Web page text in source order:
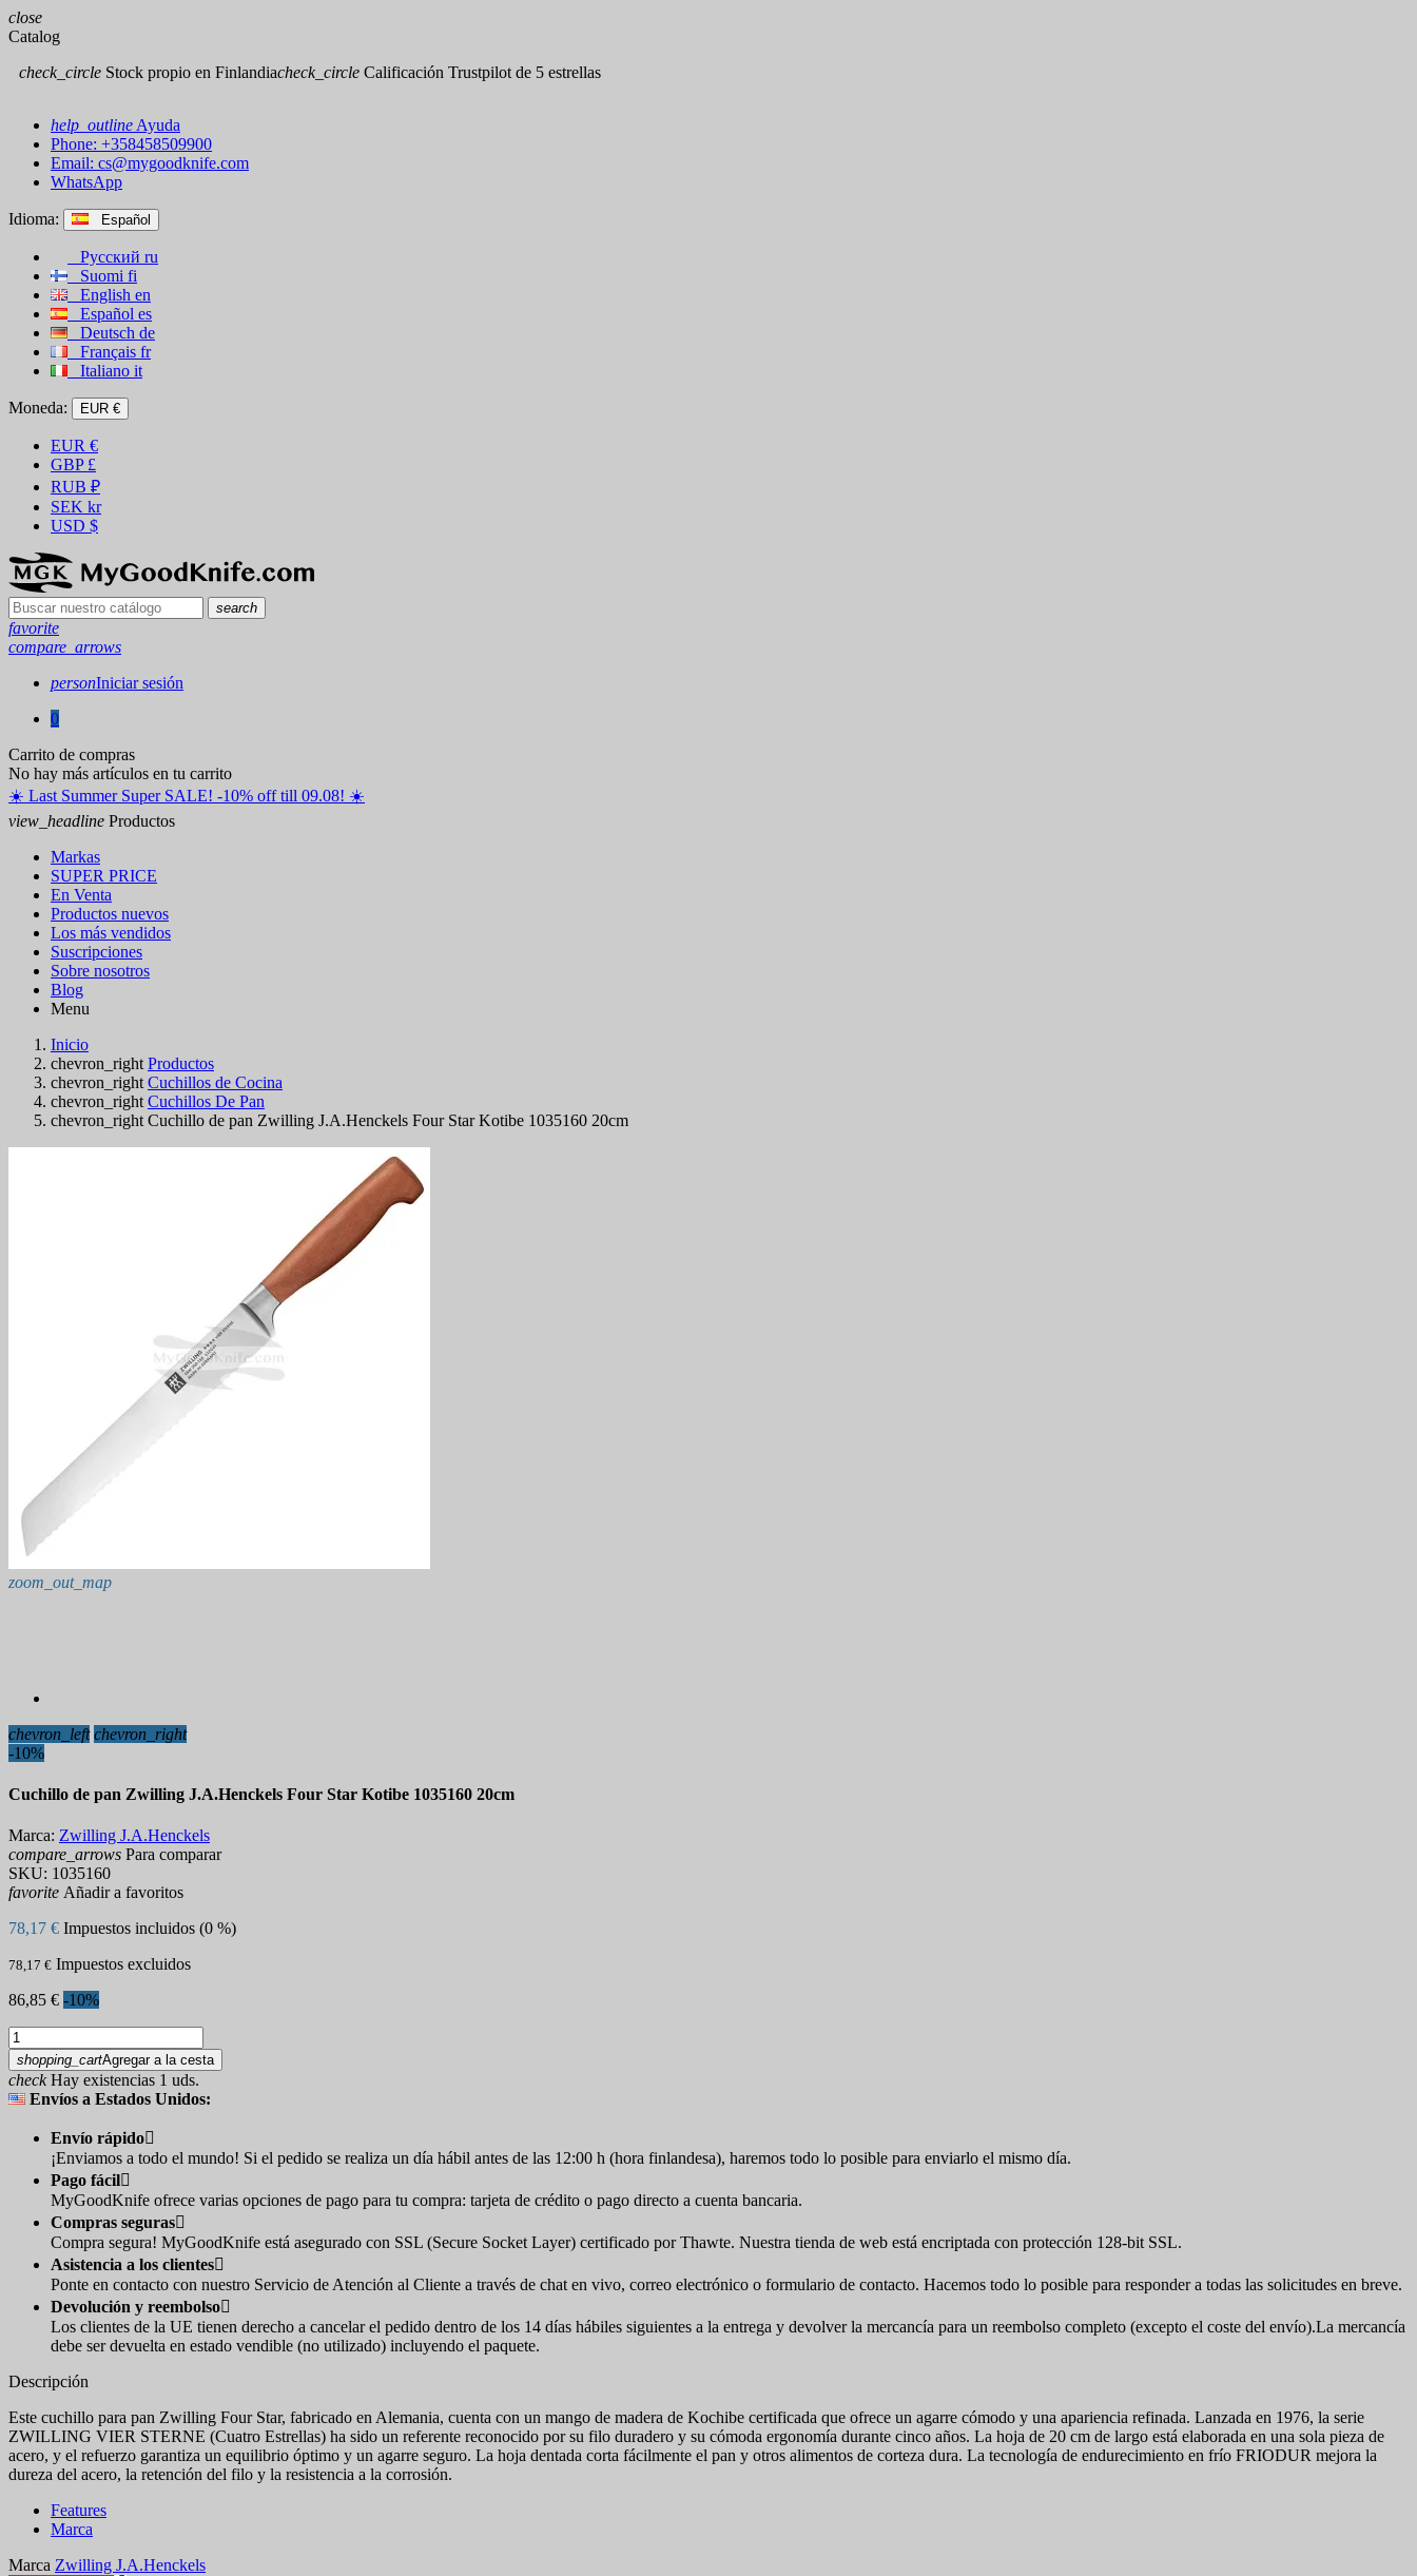
close
Catalog
check_circle Stock propio en Finlandiacheck_circle Calificación Trustpilot de 5 estrellas
help_outline Ayuda
Phone: +358458509900
Email: cs@mygoodknife.com
WhatsApp
Idioma: Español
Русский ru
Suomi fi
English en
Español es
Deutsch de
Français fr
Italiano it
Moneda: EUR €
EUR €
GBP £
RUB ₽
SEK kr
USD $
search
favorite
compare_arrows
personIniciar sesión
0
Carrito de compras
No hay más artículos en tu carrito
☀️ ️Last Summer Super SALE! -10% off till 09.08! ☀️
view_headline Productos
Markas
SUPER PRICE
En Venta
Productos nuevos
Los más vendidos
Suscripciones
Sobre nosotros
Blog
Menu
Inicio
chevron_right Productos
chevron_right Cuchillos de Cocina
chevron_right Cuchillos De Pan
chevron_right Cuchillo de pan Zwilling J.A.Henckels Four Star Kotibe 1035160 20cm
zoom_out_map
chevron_left chevron_right
-10%
Cuchillo de pan Zwilling J.A.Henckels Four Star Kotibe 1035160 20cm
Marca: Zwilling J.A.Henckels
compare_arrows Para comparar
SKU: 1035160
favorite Añadir a favoritos
78,17 € Impuestos incluidos (0 %)
78,17 € Impuestos excluidos
86,85 € -10%
shopping_cartAgregar a la cesta
checkHay existencias 1 uds.
Envíos a Estados Unidos:
Envío rápido
¡Enviamos a todo el mundo! Si el pedido se realiza un día hábil antes de las 12:00 h (hora finlandesa), haremos todo lo posible para enviarlo el mismo día.
Pago fácil
MyGoodKnife ofrece varias opciones de pago para tu compra: tarjeta de crédito o pago directo a cuenta bancaria.
Compras seguras
Compra segura! MyGoodKnife está asegurado con SSL (Secure Socket Layer) certificado por Thawte. Nuestra tienda de web está encriptada con protección 128-bit SSL.
Asistencia a los clientes
Ponte en contacto con nuestro Servicio de Atención al Cliente a través de chat en vivo, correo electrónico o formulario de contacto. Hacemos todo lo posible para responder a todas las solicitudes en breve.
Devolución y reembolso
Los clientes de la UE tienen derecho a cancelar el pedido dentro de los 14 días hábiles siguientes a la entrega y devolver la mercancía para un reembolso completo (excepto el coste del envío).La mercancía
debe ser devuelta en estado vendible (no utilizado) incluyendo el paquete.
Descripción
Este cuchillo para pan Zwilling Four Star, fabricado en Alemania, cuenta con un mango de madera de Kochibe certificada que ofrece un agarre cómodo y una apariencia refinada. Lanzada en 1976, la serie
ZWILLING VIER STERNE (Cuatro Estrellas) ha sido un referente reconocido por su filo duradero y su cómoda ergonomía durante cinco años. La hoja de 20 cm de largo está elaborada en una sola pieza de
acero, y el refuerzo garantiza un equilibrio óptimo y un agarre seguro. La hoja dentada corta fácilmente el pan y otros alimentos de corteza dura. La tecnología de endurecimiento en frío FRIODUR mejora la
dureza del acero, la retención del filo y la resistencia a la corrosión.
Features
Marca
Marca Zwilling J.A.Henckels